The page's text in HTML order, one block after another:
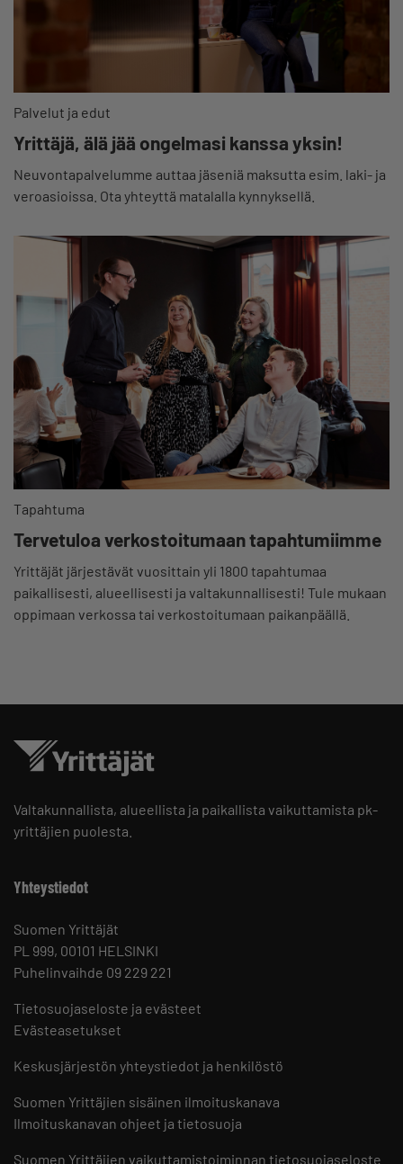
Palvelut ja edut
Yrittäjä, älä jää ongelmasi kanssa yksin!
Neuvontapalvelumme auttaa jäseniä maksutta esim. laki- ja
veroasioissa. Ota yhteyttä matalalla kynnyksellä.
Tapahtuma
Tervetuloa verkostoitumaan tapahtumiimme
Yrittäjät järjestävät vuosittain yli 1800 tapahtumaa
paikallisesti, alueellisesti ja valtakunnallisesti! Tule mukaan
oppimaan verkossa tai verkostoitumaan paikanpäällä.
Valtakunnallista, alueellista ja paikallista vaikuttamista pk-
yrittäjien puolesta.
Yhteystiedot
Suomen Yrittäjät
PL 999, 00101 HELSINKI
Puhelinvaihde 09 229 221
Tietosuojaseloste ja evästeet
Evästeasetukset
Keskusjärjestön yhteystiedot ja henkilöstö
Suomen Yrittäjien sisäinen ilmoituskanava
Ilmoituskanavan ohjeet ja tietosuoja
Suomen Yrittäjien vaikuttamistoiminnan tietosuojaseloste